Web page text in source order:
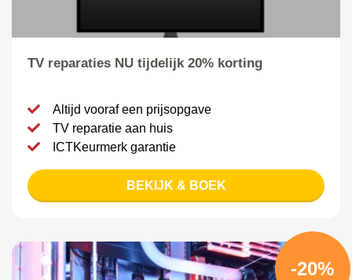
TV reparaties NU tijdelijk 20% korting
Altijd vooraf een prijsopgave
TV reparatie aan huis
ICTKeurmerk garantie
BEKIJK & BOEK
-20%